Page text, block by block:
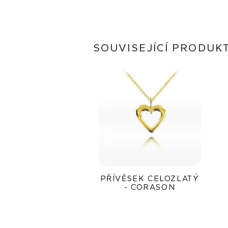
SOUVISEJÍCÍ
PŘÍVĚSEK CELOZLATÝ
- CORASON